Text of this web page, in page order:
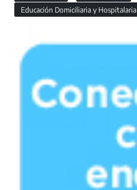
Educación Domiciliaria y Hospitalaria